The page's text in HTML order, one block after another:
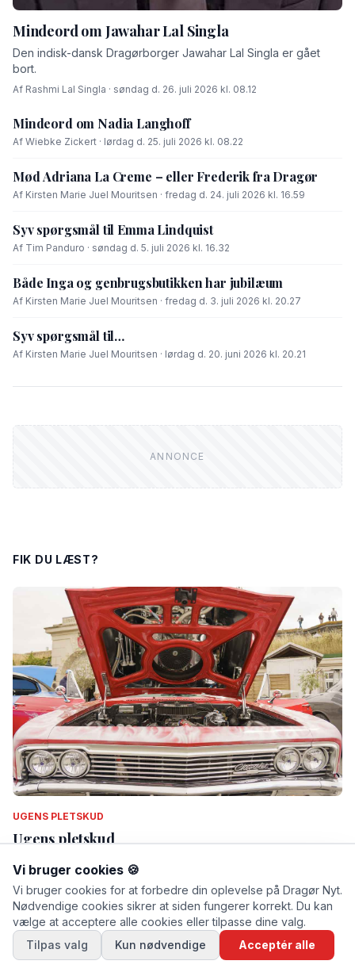
Mindeord om Jawahar Lal Singla
Den indisk-dansk Dragørborger Jawahar Lal Singla er gået
bort.
Af Rashmi Lal Singla · søndag d. 26. juli 2026 kl. 08.12
Mindeord om Nadia Langhoff
Af Wiebke Zickert · lørdag d. 25. juli 2026 kl. 08.22
Mød Adriana La Creme – eller Frederik fra Dragør
Af Kirsten Marie Juel Mouritsen · fredag d. 24. juli 2026 kl. 16.59
Syv spørgsmål til Emma Lindquist
Af Tim Panduro · søndag d. 5. juli 2026 kl. 16.32
Både Inga og genbrugsbutikken har jubilæum
Af Kirsten Marie Juel Mouritsen · fredag d. 3. juli 2026 kl. 20.27
Syv spørgsmål til…
Af Kirsten Marie Juel Mouritsen · lørdag d. 20. juni 2026 kl. 20.21
FIK DU LÆST?
UGENS PLETSKUD
Ugens pletskud
Vi bruger cookies 🍪
Vi bruger cookies for at forbedre din oplevelse på Dragør Nyt.
Nødvendige cookies sikrer at siden fungerer korrekt. Du kan
vælge at acceptere alle cookies eller tilpasse dine valg.
Tilpas valg
Kun nødvendige Acceptér alle